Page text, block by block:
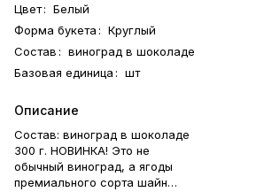
Цвет: Белый
Форма букета: Круглый
Состав: виноград в шоколаде
Базовая единица: шт
Описание
Состав: виноград в шоколаде
300 г. НОВИНКА! Это не
обычный виноград, а ягоды
премиального сорта шайн